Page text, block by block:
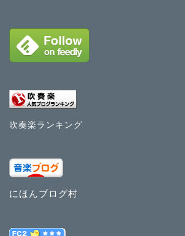
吹奏楽ランキング
にほんブログ村